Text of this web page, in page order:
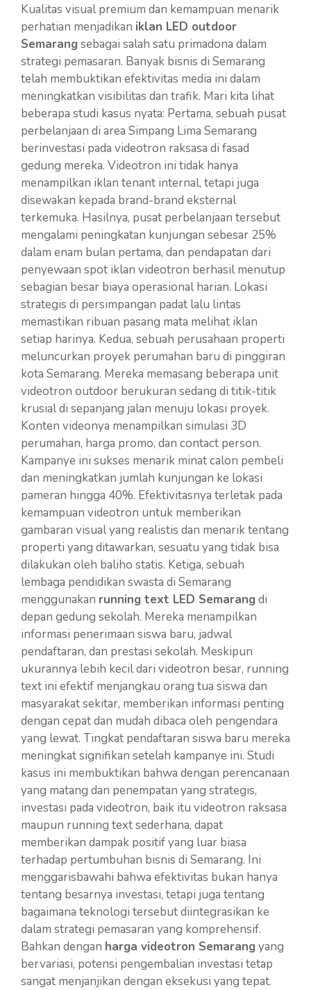
Kualitas visual premium dan kemampuan menarik
perhatian menjadikan iklan LED outdoor
Semarang sebagai salah satu primadona dalam
strategi pemasaran. Banyak bisnis di Semarang
telah membuktikan efektivitas media ini dalam
meningkatkan visibilitas dan trafik. Mari kita lihat
beberapa studi kasus nyata: Pertama, sebuah pusat
perbelanjaan di area Simpang Lima Semarang
berinvestasi pada videotron raksasa di fasad
gedung mereka. Videotron ini tidak hanya
menampilkan iklan tenant internal, tetapi juga
disewakan kepada brand-brand eksternal
terkemuka. Hasilnya, pusat perbelanjaan tersebut
mengalami peningkatan kunjungan sebesar 25%
dalam enam bulan pertama, dan pendapatan dari
penyewaan spot iklan videotron berhasil menutup
sebagian besar biaya operasional harian. Lokasi
strategis di persimpangan padat lalu lintas
memastikan ribuan pasang mata melihat iklan
setiap harinya. Kedua, sebuah perusahaan properti
meluncurkan proyek perumahan baru di pinggiran
kota Semarang. Mereka memasang beberapa unit
videotron outdoor berukuran sedang di titik-titik
krusial di sepanjang jalan menuju lokasi proyek.
Konten videonya menampilkan simulasi 3D
perumahan, harga promo, dan contact person.
Kampanye ini sukses menarik minat calon pembeli
dan meningkatkan jumlah kunjungan ke lokasi
pameran hingga 40%. Efektivitasnya terletak pada
kemampuan videotron untuk memberikan
gambaran visual yang realistis dan menarik tentang
properti yang ditawarkan, sesuatu yang tidak bisa
dilakukan oleh baliho statis. Ketiga, sebuah
lembaga pendidikan swasta di Semarang
menggunakan running text LED Semarang di
depan gedung sekolah. Mereka menampilkan
informasi penerimaan siswa baru, jadwal
pendaftaran, dan prestasi sekolah. Meskipun
ukurannya lebih kecil dari videotron besar, running
text ini efektif menjangkau orang tua siswa dan
masyarakat sekitar, memberikan informasi penting
dengan cepat dan mudah dibaca oleh pengendara
yang lewat. Tingkat pendaftaran siswa baru mereka
meningkat signifikan setelah kampanye ini. Studi
kasus ini membuktikan bahwa dengan perencanaan
yang matang dan penempatan yang strategis,
investasi pada videotron, baik itu videotron raksasa
maupun running text sederhana, dapat
memberikan dampak positif yang luar biasa
terhadap pertumbuhan bisnis di Semarang. Ini
menggarisbawahi bahwa efektivitas bukan hanya
tentang besarnya investasi, tetapi juga tentang
bagaimana teknologi tersebut diintegrasikan ke
dalam strategi pemasaran yang komprehensif.
Bahkan dengan harga videotron Semarang yang
bervariasi, potensi pengembalian investasi tetap
sangat menjanjikan dengan eksekusi yang tepat.